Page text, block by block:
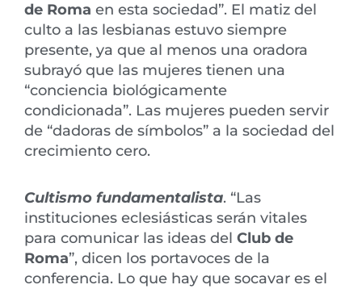
de Roma en esta sociedad”. El matiz del
culto a las lesbianas estuvo siempre
presente, ya que al menos una oradora
subrayó que las mujeres tienen una
“conciencia biológicamente
condicionada”. Las mujeres pueden servir
de “dadoras de símbolos” a la sociedad del
crecimiento cero.
Cultismo fundamentalista. “Las
instituciones eclesiásticas serán vitales
para comunicar las ideas del Club de
Roma”, dicen los portavoces de la
conferencia. Lo que hay que socavar es el